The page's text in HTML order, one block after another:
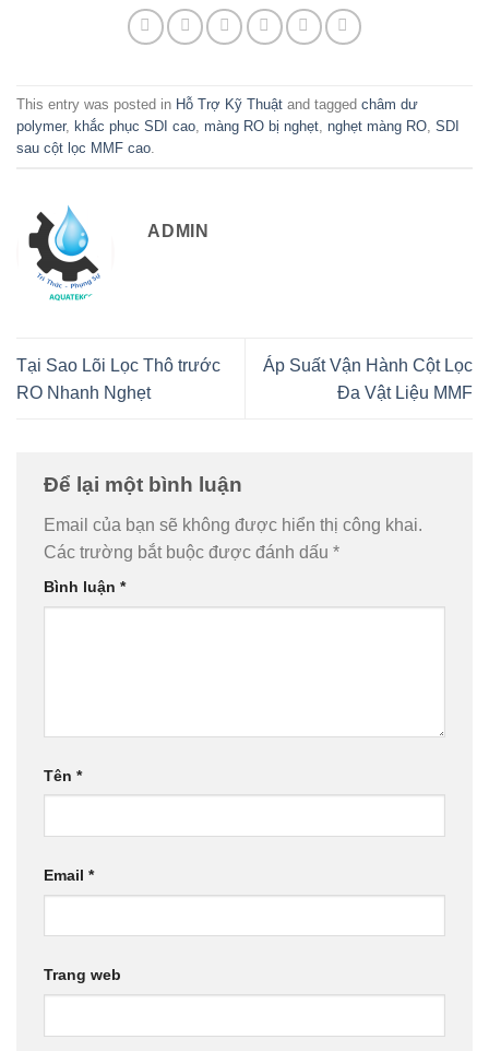
This entry was posted in Hỗ Trợ Kỹ Thuật and tagged châm dư
polymer, khắc phục SDI cao màng RO bị nghẹt nghẹt màng RO SDI
sau cột lọc MMF cao
ADMIN
Tại Sao Lõi Lọc Thô trước
RO Nhanh Nghẹt
Áp Suất Vận Hành Cột Lọc
Đa Vật Liệu MMF
Để lại một bình luận
Email của bạn sẽ không được hiển thị công khai.
Các trường bắt buộc được đánh dấu *
Bình luận *
Tên *
Email *
Trang web